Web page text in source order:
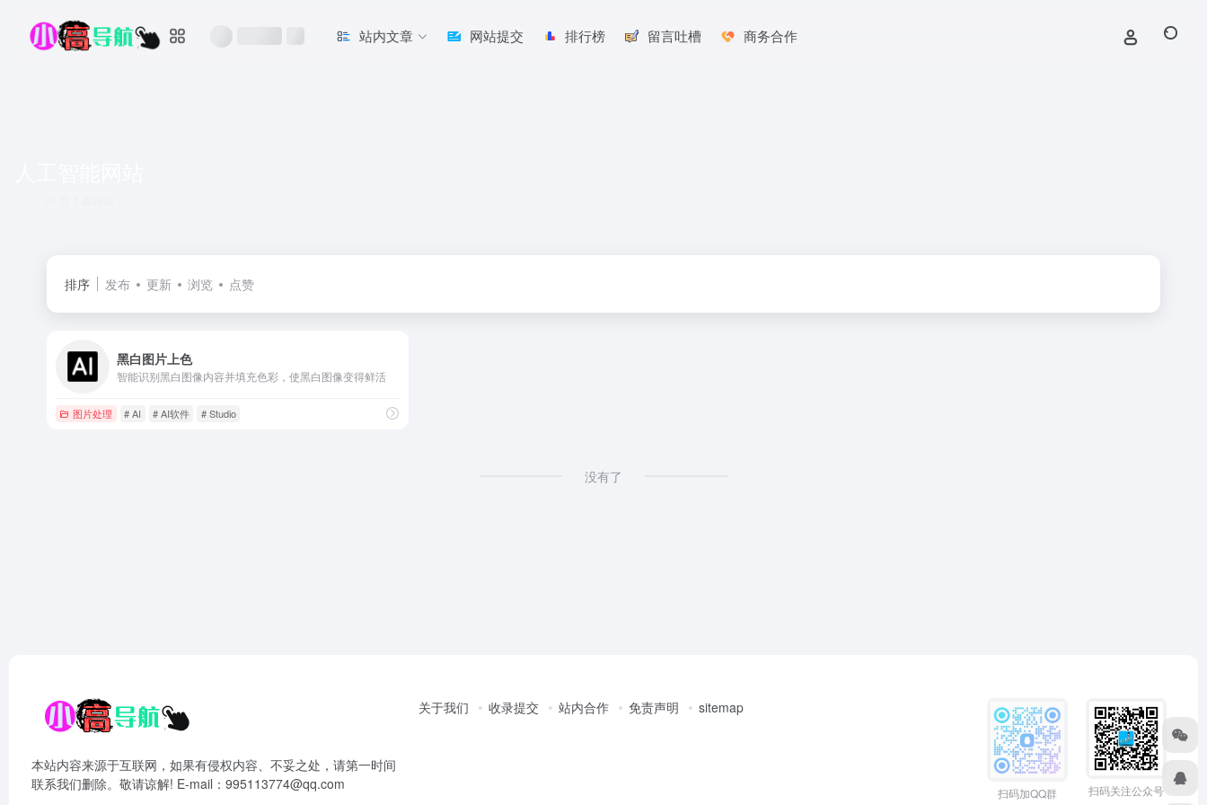
站内文章 网站提交 排行榜 留言吐槽 商务合作
排序 发布 更新 浏览 点赞
黑白图片上色
智能识别黑白图像内容并填充色彩，使黑白图像变得鲜活
图片处理 # AI # AI软件 # Studio
没有了
本站内容来源于互联网，如果有侵权内容、不妥之处，请第一时间
联系我们删除。敬请谅解! E-mail：995113774@qq.com
关于我们 收录提交 站内合作 免责声明 sitemap
扫码加QQ群 扫码关注公众号